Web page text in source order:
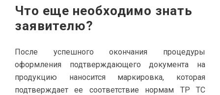
Что еще необходимо знать
заявителю?
После успешного окончания процедуры
оформления подтверждающего документа на
продукцию наносится маркировка, которая
подтверждает ее соответствие нормам ТР ТС